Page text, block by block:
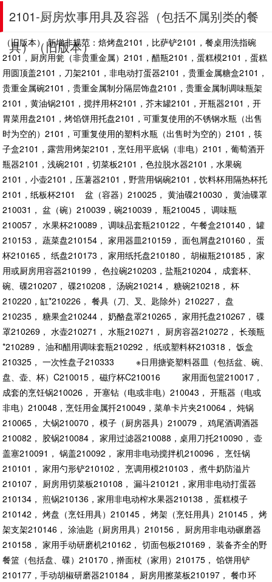
2101-厨房炊事用具及容器（包括不属别类的餐
具）（旧版本）
（旧版本） 新增非规范：焙烤盘2101，比萨铲2101，餐桌用洗指碗
2101，厨房用瓮（非贵重金属）2101，醋瓶2101，蛋糕模2101，蛋糕
用圆顶盖2101，刀架2101，非电动打蛋器2101，贵重金属糖盒2101，
贵重金属碗2101，贵重金属制分隔层饰盘2101，贵重金属制调味瓶架
2101，黄油锅2101，搅拌用杯2101，芥末罐2101，开瓶器2101，开
胃菜用盘2101，烤馅饼用托盘2101，可重复使用的不锈钢水瓶（出售
时为空的）2101，可重复使用的塑料水瓶（出售时为空的）2101，筷
子盒2101，露营用烤架2101，烹饪用平底锅（非电）2101，葡萄酒开
瓶器2101，浅碗2101，切菜板2101，色拉脱水器2101，水果碗
2101，小壶2101，压薯器2101，野营用锅碗2101，饮料杯用隔热杯托
2101，纸板杯2101 盆（容器）210025， 黄油碟210030， 黄油碟罩
210031， 盆（碗）210039，碗210039， 瓶210045， 调味瓶
210057， 水果杯210089， 调味品套瓶210122， 午餐盒210140， 罐
210153， 蔬菜盘210154， 家用器皿210159， 面包屑盘210160， 蛋
杯210165， 纸盘210173， 家用纸托盘210180， 胡椒瓶210185， 家
用或厨房用容器210199， 色拉碗210203，盐瓶210204， 成套杯、
碗、碟210207， 碟210208， 汤碗210214， 糖碗210218， 杯
210220，缸*210226， 餐具（刀、叉、匙除外）210227， 盘
210235， 糖果盒210244， 奶酪盘罩210265， 家用托盘210267， 碟
罩210269， 水壶210271， 水瓶210271， 厨房容器210272， 长颈瓶
*210289， 油和醋用调味套瓶210292， 纸或塑料杯210318， 饭盒
210325， 一次性盘子210333 ※日用搪瓷塑料器皿（包括盆、碗、
盘、壶、杯）C210015， 磁疗杯C210016 家用面包篮210017，
成套的烹饪锅210026， 开塞钻（电或非电）210043， 开瓶器（电或
非电）210048，烹饪用金属扦210049，菜单卡片夹210064， 炖锅
210065， 大锅210070， 模子（厨房器具）210079， 鸡尾酒调酒器
210082， 胶锅210084， 家用过滤器210088，桌用刀托210090， 壶
盖塞210091， 锅盖210092， 家用非电动搅拌机210096， 烹饪锅
210101， 家用勺形铲210102， 烹调用模210103， 煮牛奶防溢片
210107， 厨房用切菜板210108， 漏斗210121，家用非电动打蛋器
210134， 煎锅210136，家用非电动榨水果器210138， 蛋糕模子
210142， 烤盘（烹饪用具）210145， 烤架（烹饪用具）210145， 烤
架支架210146， 涂油匙（厨房用具）210156， 厨房用非电动碾磨器
210158， 家用手动研磨机210162， 切面包板210169， 装备齐全的野
餐篮（包括盘、碟）210170，擀面杖（家用）210175， 馅饼用铲
210177，手动胡椒研磨器210184， 厨房用擦菜板210197， 餐巾环